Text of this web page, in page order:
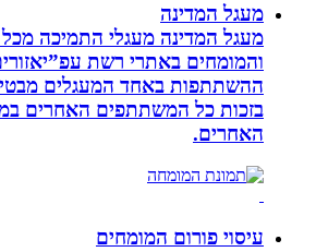
מעגל המדינה
מעגל המדינה מעגלי התמיכה מכל
והמומחים באתרי רשת עפ”יאזורים
ההשתתפות באחד המעגלים מבטיחה
בזכות כל המשתתפים האחרים במעגל
האחרים.
עיסוי פורום המומחים